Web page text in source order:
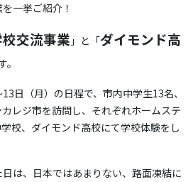
一挙ご紹介！
交流事業 」と「ダイモンド高
。
日（月）の日程で、市内中学生13名、
レジ市を訪問し、それぞれホームステ
校、ダイモンド高校にて学校体験をし
は、日本ではあまりない、路面凍結に